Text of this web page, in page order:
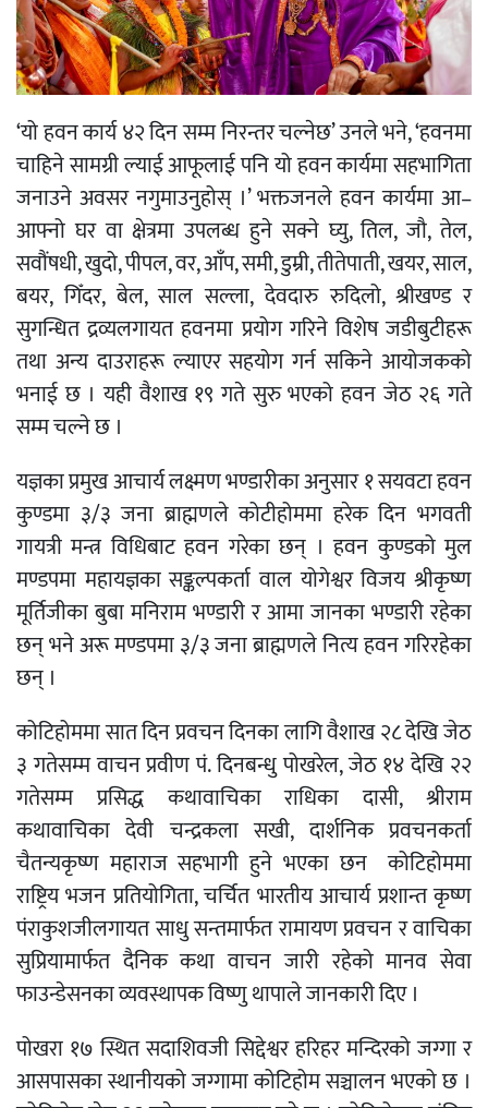
‘यो हवन कार्य ४२ दिन सम्म निरन्तर चल्नेछ’ उनले भने, ‘हवनमा
चाहिने सामग्री ल्याई आफूलाई पनि यो हवन कार्यमा सहभागिता
जनाउने अवसर नगुमाउनुहोस् ।’ भक्तजनले हवन कार्यमा आ–
आफ्नो घर वा क्षेत्रमा उपलब्ध हुने सक्ने घ्यु, तिल, जौ, तेल,
सवौंषधी, खुदो, पीपल, वर, आँप, समी, डुम्री, तीतेपाती, खयर, साल,
बयर, गिँदर, बेल, साल सल्ला, देवदारु रुदिलो, श्रीखण्ड र
सुगन्धित द्रव्यलगायत हवनमा प्रयोग गरिने विशेष जडीबुटीहरू
तथा अन्य दाउराहरू ल्याएर सहयोग गर्न सकिने आयोजकको
भनाई छ । यही वैशाख १९ गते सुरु भएको हवन जेठ २६ गते
सम्म चल्ने छ ।
यज्ञका प्रमुख आचार्य लक्ष्मण भण्डारीका अनुसार १ सयवटा हवन
कुण्डमा ३/३ जना ब्राह्मणले कोटीहोममा हरेक दिन भगवती
गायत्री मन्त्र विधिबाट हवन गरेका छन् । हवन कुण्डको मुल
मण्डपमा महायज्ञका सङ्कल्पकर्ता वाल योगेश्वर विजय श्रीकृष्ण
मूर्तिजीका बुबा मनिराम भण्डारी र आमा जानका भण्डारी रहेका
छन् भने अरू मण्डपमा ३/३ जना ब्राह्मणले नित्य हवन गरिरहेका
छन् ।
कोटिहोममा सात दिन प्रवचन दिनका लागि वैशाख २८ देखि जेठ
३ गतेसम्म वाचन प्रवीण पं. दिनबन्धु पोखरेल, जेठ १४ देखि २२
गतेसम्म प्रसिद्ध कथावाचिका राधिका दासी, श्रीराम
कथावाचिका देवी चन्द्रकला सखी, दार्शनिक प्रवचनकर्ता
चैतन्यकृष्ण महाराज सहभागी हुने भएका छन कोटिहोममा
राष्ट्रिय भजन प्रतियोगिता, चर्चित भारतीय आचार्य प्रशान्त कृष्ण
पंराकुशजीलगायत साधु सन्तमार्फत रामायण प्रवचन र वाचिका
सुप्रियामार्फत दैनिक कथा वाचन जारी रहेको मानव सेवा
फाउन्डेसनका व्यवस्थापक विष्णु थापाले जानकारी दिए ।
पोखरा १७ स्थित सदाशिवजी सिद्देश्वर हरिहर मन्दिरको जग्गा र
आसपासका स्थानीयको जग्गामा कोटिहोम सञ्चालन भएको छ ।